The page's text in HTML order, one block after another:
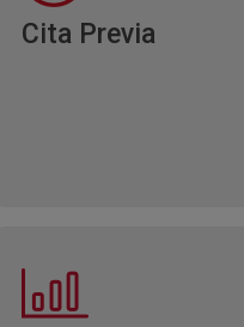
Cita Previa